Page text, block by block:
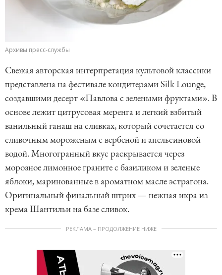
Архивы пресс-службы
Свежая авторская интерпретация культовой классики
представлена на фестивале кондитерами Silk Lounge,
создавшими десерт «Павлова с зелеными фруктами». В
основе лежит цитрусовая меренга и легкий взбитый
ванильный ганаш на сливках, который сочетается со
сливочным мороженым с вербеной и апельсиновой
водой. Многогранный вкус раскрывается через
морозное лимонное граните с базиликом и зеленые
яблоки, маринованные в ароматном масле эстрагона.
Оригинальный финальный штрих — нежная икра из
крема Шантильи на базе сливок.
РЕКЛАМА – ПРОДОЛЖЕНИЕ НИЖЕ